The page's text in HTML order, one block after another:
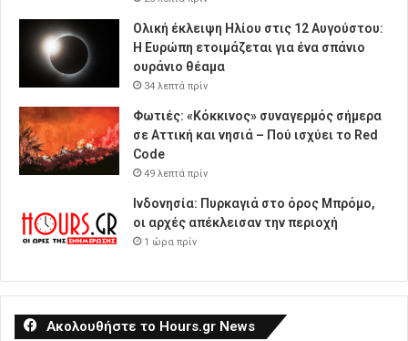
Ολική έκλειψη Ηλίου στις 12 Αυγούστου:
Η Ευρώπη ετοιμάζεται για ένα σπάνιο
ουράνιο θέαμα
34 λεπτά πρίν
Φωτιές: «Κόκκινος» συναγερμός σήμερα
σε Αττική και νησιά – Πού ισχύει το Red
Code
49 λεπτά πρίν
Ινδονησία: Πυρκαγιά στο όρος Μπρόμο,
οι αρχές απέκλεισαν την περιοχή
1 ώρα πρίν
Ακολουθήστε το Hours.gr News